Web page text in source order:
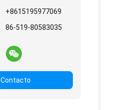
+8615195977069
86-519-80583035
Contacto